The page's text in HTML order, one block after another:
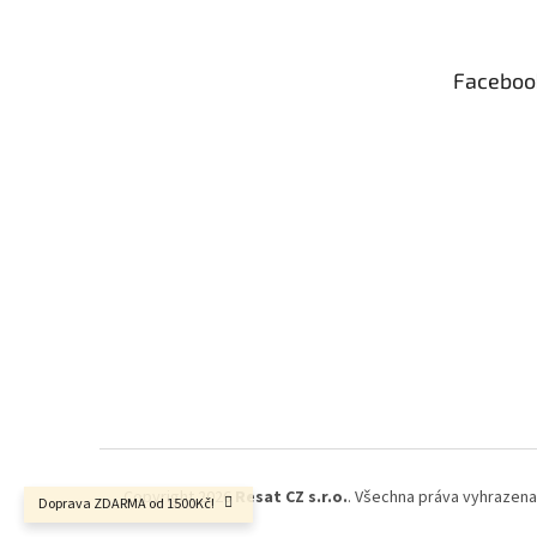
Doprava ZDARMA od 1500Kč!
Copyright 2026 Resat CZ s.r.o.. Všechna práva